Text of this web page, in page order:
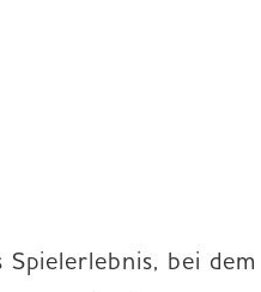
bei dem